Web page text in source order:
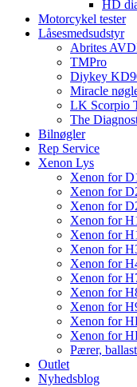
HD
Motorcykel tester
Låsesmedsudstyr
Abrites
TMPro
Diykey
Miracle
LK Scorpio
The
Bilnøgler
Rep Service
Xenon Lys
Xenon for
Xenon for
Xenon for
Xenon for
Xenon for
Xenon for
Xenon for
Xenon for
Xenon for
Xenon for
Xenon for
Xenon for
Pærer,
Outlet
Nyhedsblog